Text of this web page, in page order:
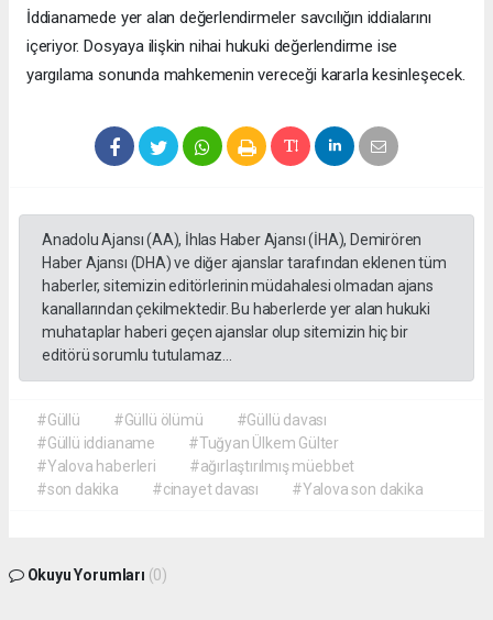
İddianamede yer alan değerlendirmeler savcılığın iddialarını
içeriyor. Dosyaya ilişkin nihai hukuki değerlendirme ise
yargılama sonunda mahkemenin vereceği kararla kesinleşecek.
Anadolu Ajansı (AA), İhlas Haber Ajansı (İHA), Demirören
Haber Ajansı (DHA) ve diğer ajanslar tarafından eklenen tüm
haberler, sitemizin editörlerinin müdahalesi olmadan ajans
kanallarından çekilmektedir. Bu haberlerde yer alan hukuki
muhataplar haberi geçen ajanslar olup sitemizin hiç bir
editörü sorumlu tutulamaz...
#Güllü #Güllü ölümü
#Güllü davası
#Güllü iddianame
#Tuğyan Ülkem Gülter
#Yalova haberleri
#ağırlaştırılmış müebbet
#son dakika
#cinayet davası #Yalova son dakika
Okuyu Yorumları (0)